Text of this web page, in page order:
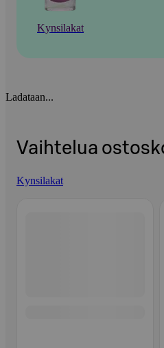
Kynsilakat
Ladataan...
Vaihtelua
Kynsilakat